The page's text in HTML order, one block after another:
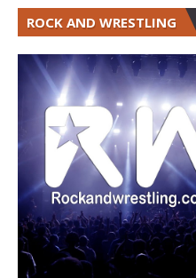
ROCK AND WRESTLING